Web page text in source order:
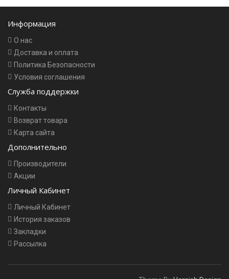
Информация
О нас
Доставка и оплата
Политика Безопасности
Условия соглашения
Служба поддержки
Контакты
Возврат товара
Карта сайта
Дополнительно
Производители
Акции
Личный Кабинет
Личный Кабинет
История заказов
Закладки
Рассылка